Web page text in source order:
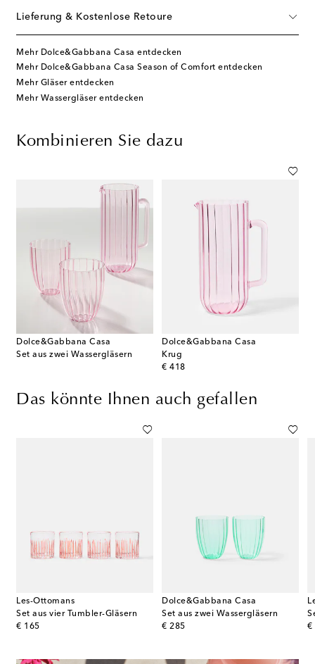
Lieferung & Kostenlose Retoure
Mehr Dolce&Gabbana Casa entdecken
Mehr Dolce&Gabbana Casa Season of Comfort entdecken
Mehr Gläser entdecken
Mehr Wassergläser entdecken
Kombinieren Sie dazu
Dolce&Gabbana Casa
Set aus zwei Wassergläsern
Dolce&Gabbana Casa
Krug
€ 418
original price
Das könnte Ihnen auch gefallen
Les-Ottomans
Set aus vier Tumbler-Gläsern
€ 165
original price
Dolce&Gabbana Casa
Set aus zwei Wassergläsern
€ 285
original price
€